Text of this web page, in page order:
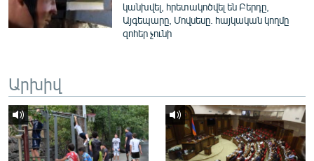
ԲԱՆԱՎԵՃ
ՁԳՏԵԼՈՎ ԼԱՎԱԳՈՒՅՆԻՆ
Հայերեն
English
Русский
կանխվել, հրետակոծվել են Բերդը,
Այգեպարը, Մովսեսը. հայկական կողմը
զոհեր չունի
Արխիվ